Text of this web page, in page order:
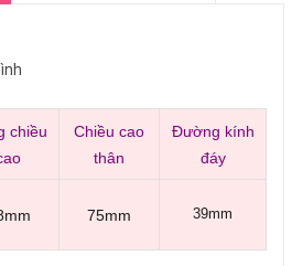
chiều
Chiều cao
thân
Đường kính
đáy
75mm 39mm